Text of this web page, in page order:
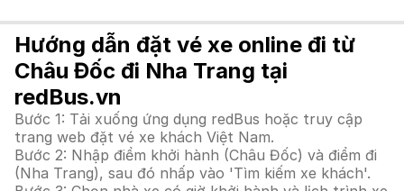
Hướng dẫn đặt vé xe online đi từ
Châu Đốc đi Nha Trang tại
redBus.vn
Bước 1: Tải xuống ứng dụng redBus hoặc truy cập
trang web đặt vé xe khách Việt Nam.
Bước 2: Nhập điểm khởi hành (Châu Đốc) và điểm đi
(Nha Trang), sau đó nhấp vào 'Tìm kiếm xe khách'.